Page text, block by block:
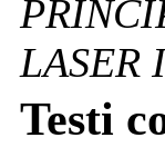
LASER
Testi